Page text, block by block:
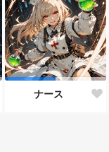
ナース